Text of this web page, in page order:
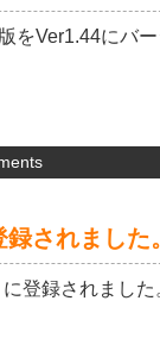
をVer1.44にバ
されました
に登録されまし